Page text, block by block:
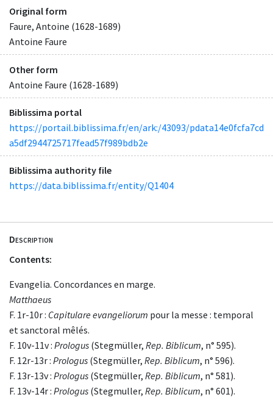
Original form
Faure, Antoine (1628-1689)
Antoine Faure
Other form
Antoine Faure (1628-1689)
Biblissima portal
https://portail.biblissima.fr/en/ark:/43093/pdata14e0fcfa7cd
a5df2944725717fead57f989bdb2e
Biblissima authority file
https://data.biblissima.fr/entity/Q1404
Description
Contents:
Evangelia. Concordances en marge.
Matthaeus
F. 1r-10r : Capitulare evangeliorum pour la messe : temporal
et sanctoral mêlés.
F. 10v-11v : Prologus (Stegmüller, Rep. Biblicum, n° 595).
F. 12r-13r : Prologus (Stegmüller, Rep. Biblicum, n° 596).
F. 13r-13v : Prologus (Stegmüller, Rep. Biblicum, n° 581).
F. 13v-14r : Prologus (Stegmuller, Rep. Biblicum, n° 601).